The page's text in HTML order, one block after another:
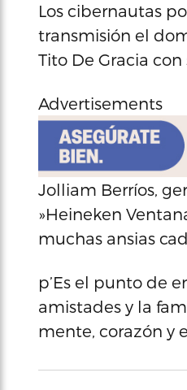
Los cibernautas
transmisión el
Tito De Gracia
Advertisements
Jolliam Berríos,
»Heineken
muchas ansias
p’Es el punto de
amistades y la
mente, corazón y